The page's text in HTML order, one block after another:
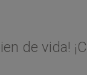
de vida!